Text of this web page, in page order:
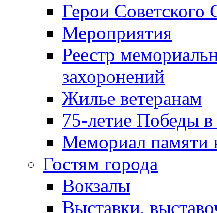
Герои Советского
Мероприятия
Реестр
захоронений
Жилье ветеранам
75-летие Победы
Мемориал памяти
Гостям города
Вокзалы
Выставки,